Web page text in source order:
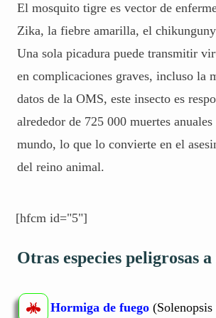
El mosquito tigre es vector de
Zika, la fiebre amarilla, el
Una sola picadura puede transmitir
en complicaciones graves, incluso la
datos de la OMS, este insecto es
alrededor de 725 000 muertes
mundo, lo que lo convierte en el
del reino animal.
[hfcm id="5"]
Otras especies peligrosas
Hormiga de fuego